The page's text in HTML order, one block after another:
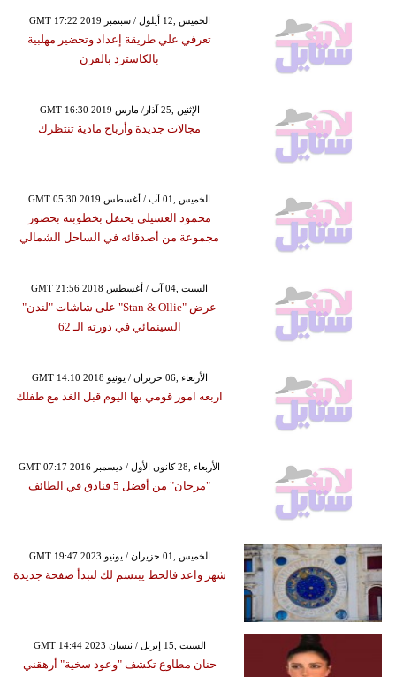
GMT 17:22 2019 الخميس ,12 أيلول / سبتمبر
تعرفي علي طريقة إعداد وتحضير مهلبية
بالكاسترد بالفرن
GMT 16:30 2019 الإثنين ,25 آذار/ مارس
مجالات جديدة وأرباح مادية تنتظرك
GMT 05:30 2019 الخميس ,01 آب / أغسطس
محمود العسيلي يحتفل بخطوبته بحضور
مجموعة من أصدقائه في الساحل الشمالي
GMT 21:56 2018 السبت ,04 آب / أغسطس
عرض "Stan & Ollie" على شاشات "لندن"
السينمائي في دورته الـ 62
GMT 14:10 2018 الأربعاء ,06 حزيران / يونيو
اربعه امور قومي بها اليوم قبل الغد مع طفلك
GMT 07:17 2016 الأربعاء ,28 كانون الأول / ديسمبر
"مرجان" من أفضل 5 فنادق في الطائف
GMT 19:47 2023 الخميس ,01 حزيران / يونيو
شهر واعد فالحظ يبتسم لك لتبدأ صفحة جديدة
GMT 14:44 2023 السبت ,15 إبريل / نيسان
حنان مطاوع تكشف "وعود سخية" أرهقني